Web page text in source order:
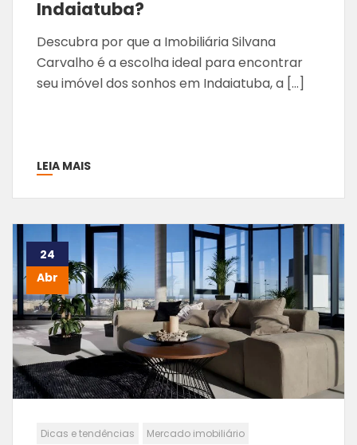
Indaiatuba?
Descubra por que a Imobiliária Silvana
Carvalho é a escolha ideal para encontrar
seu imóvel dos sonhos em Indaiatuba, a […]
LEIA MAIS
24
Abr
Dicas e tendências Mercado imobiliário